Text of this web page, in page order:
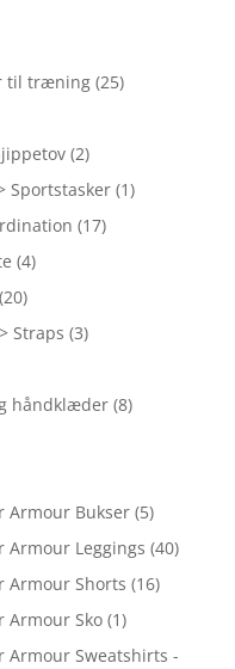
til træning (25)
(2)
Sportstasker (1)
(17)
(4)
(20)
Straps (3)
håndklæder (8)
Armour Bukser (5)
Armour Leggings (40)
Armour Shorts (16)
Armour Sko (1)
Armour Sweatshirts -